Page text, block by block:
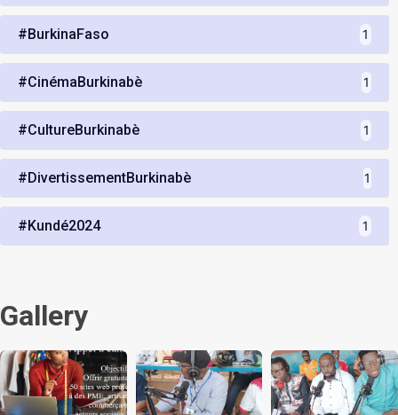
#BurkinaFaso 1
#CinémaBurkinabè 1
#CultureBurkinabè 1
#DivertissementBurkinabè 1
#Kundé2024 1
Gallery